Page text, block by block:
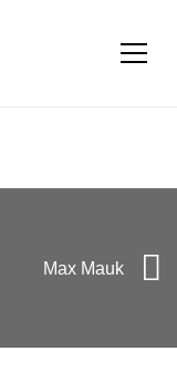
Max Mauk